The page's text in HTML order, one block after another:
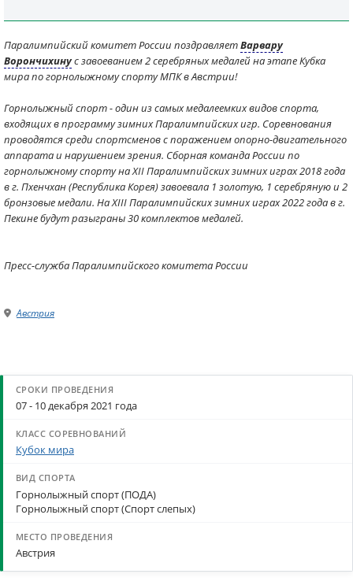
Паралимпийский комитет России поздравляетВарвару
Ворончихинус завоеванием 2 серебряных медалей на этапе Кубка
мира по горнолыжному спорту МПК в Австрии!
Горнолыжный спорт - один из самых медалеемких видов спорта,
входящих в программу зимних Паралимпийских игр. Соревнования
проводятся среди спортсменов с поражением опорно-двигательного
аппарата и нарушением зрения. Сборная команда России по
горнолыжному спорту на XII Паралимпийских зимних играх 2018 года
в г. Пхенчхан (Республика Корея) завоевала 1 золотую, 1 серебряную и 2
бронзовые медали. На XIII Паралимпийских зимних играх 2022 года в г.
Пекине будут разыграны 30 комплектов медалей.
Пресс-служба Паралимпийского комитета России
Австрия
07 - 10 декабря 2021 года
Кубок мира
Горнолыжный спорт (ПОДА)
Горнолыжный спорт (Спорт слепых)
Австрия